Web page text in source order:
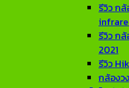
รีวิว ก
รีวิว ก
2021
รีวิว
กล้องว